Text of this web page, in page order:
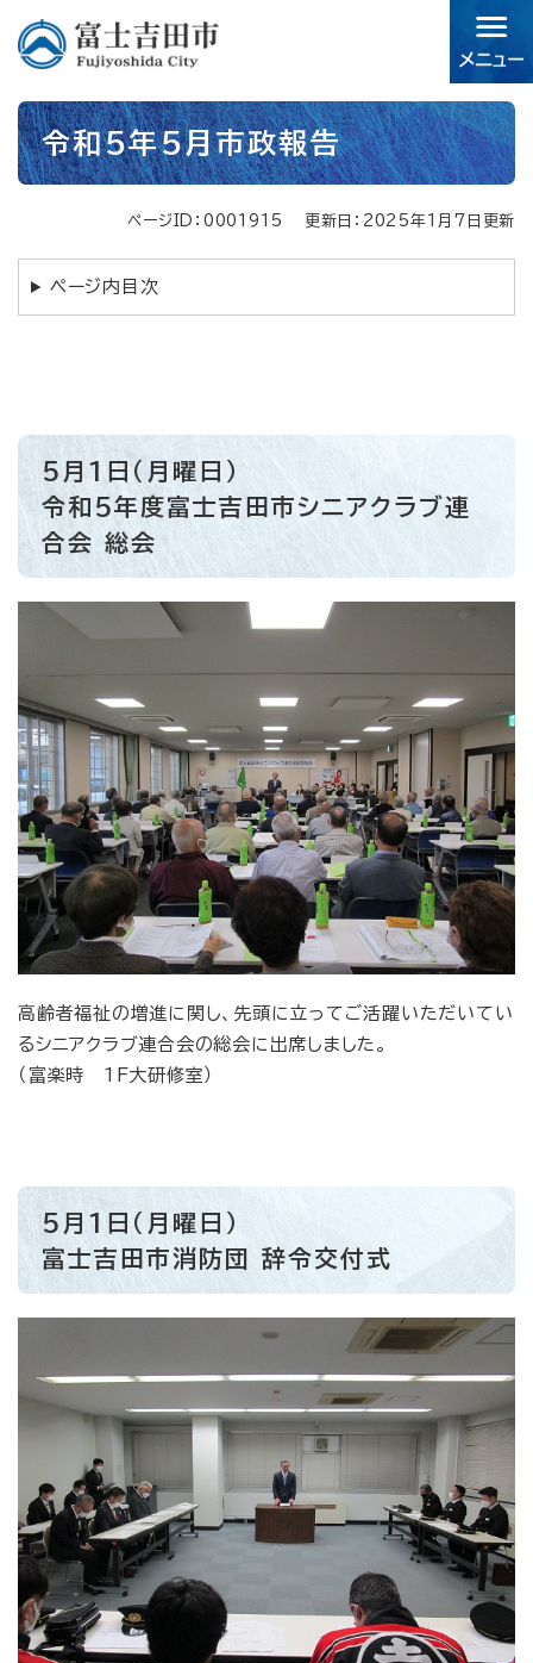
す。
本
文 令和5年5月市政報告
ページID：0001915 更新日：2025年1月7日更新
ページ内目次
5月1日（月曜日）
令和5年度富士吉田市シニアクラブ連
合会 総会
高齢者福祉の増進に関し、先頭に立ってご活躍いただいてい
るシニアクラブ連合会の総会に出席しました。
（富楽時 1F大研修室）
5月1日（月曜日）
富士吉田市消防団 辞令交付式